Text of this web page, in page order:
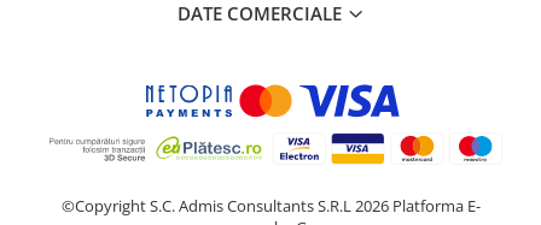
DATE COMERCIALE
©Copyright S.C. Admis Consultants S.R.L 2026 Platforma E-